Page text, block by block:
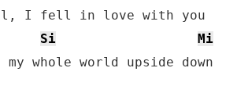
Si
Mi
my whole world upside down